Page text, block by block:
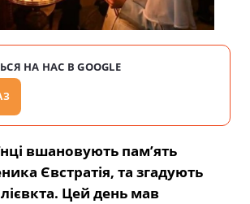
НА НАС В GOOGLE
вшановують пам’ять
Євстратія, та згадують
Цей день мав